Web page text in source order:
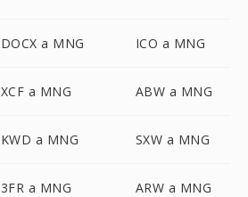
DOCX a MNG ICO a MNG
XCF a MNG ABW a MNG
KWD a MNG SXW a MNG
3FR a MNG ARW a MNG